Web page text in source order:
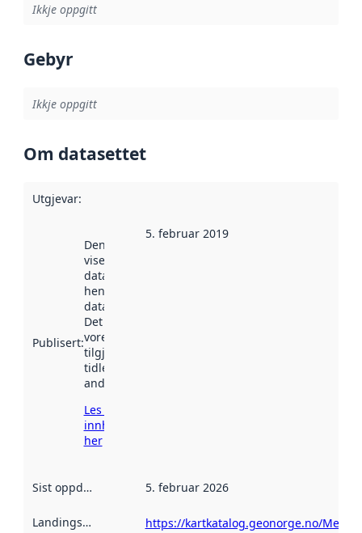
Ikkje oppgitt
Gebyr
Ikkje oppgitt
Om datasettet
Utgjevar:
Publisert:
Denne datoen
viser når
datasettet vart
henta inn av
data.norge.no.
Det kan ha
vore
tilgjengeleg
tidlegare
andre stader.
Les meir om
innhenting
her
5. februar 2019
Sist oppdatert 5. februar 2026
Landingsside
https://kartkatalog.geonorge.no/